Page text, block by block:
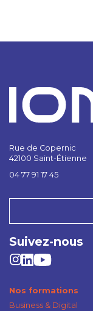
Rue de Copernic
42100 Saint-Étienne
04 77 91 17 45
Suivez-nous
Nos formations
Business & Digital